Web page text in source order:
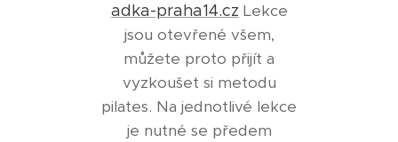
adka-praha14.cz Lekce
jsou otevřené všem,
můžete proto přijít a
vyzkoušet si metodu
pilates. Na jednotlivé lekce
je nutné se předem